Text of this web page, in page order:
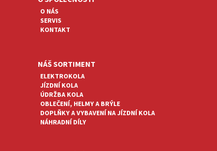
O NÁS
SERVIS
KONTAKT
NÁŠ SORTIMENT
ELEKTROKOLA
JÍZDNÍ KOLA
ÚDRŽBA KOLA
OBLEČENÍ, HELMY A BRÝLE
DOPLŇKY A VYBAVENÍ NA JÍZDNÍ KOLA
NÁHRADNÍ DÍLY